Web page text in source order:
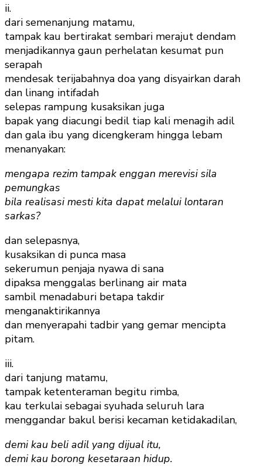
ii.
dari semenanjung matamu,
tampak kau bertirakat sembari merajut dendam
menjadikannya gaun perhelatan kesumat pun
serapah
mendesak terijabahnya doa yang disyairkan darah
dan linang intifadah
selepas rampung kusaksikan juga
bapak yang diacungi bedil tiap kali menagih adil
dan gala ibu yang dicengkeram hingga lebam
menanyakan:
mengapa rezim tampak enggan merevisi sila
pemungkas
bila realisasi mesti kita dapat melalui lontaran
sarkas?
dan selepasnya,
kusaksikan di punca masa
sekerumun penjaja nyawa di sana
dipaksa menggalas berlinang air mata
sambil menadaburi betapa takdir
menganaktirikannya
dan menyerapahi tadbir yang gemar mencipta
pitam.
iii.
dari tanjung matamu,
tampak ketenteraman begitu rimba,
kau terkulai sebagai syuhada seluruh lara
menggandar bakul berisi kecaman ketidakadilan,
demi kau beli adil yang dijual itu,
demi kau borong kesetaraan hidup.